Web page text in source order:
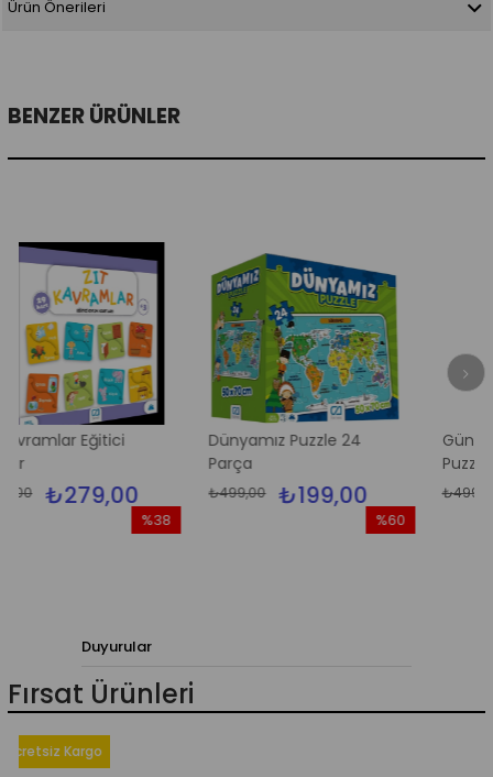
Ürün Önerileri
BENZER ÜRÜNLER
Dünyamız Puzzle 24
₺199,00
₺499,00
Güneş Sistemi
₺499,00
Duyurular
Fırsat Ürünleri
Kargo